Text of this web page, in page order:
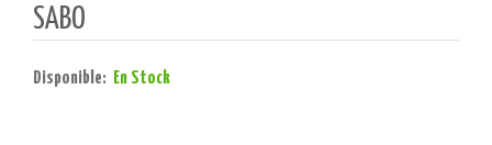
SABO
Disponible: En Stock